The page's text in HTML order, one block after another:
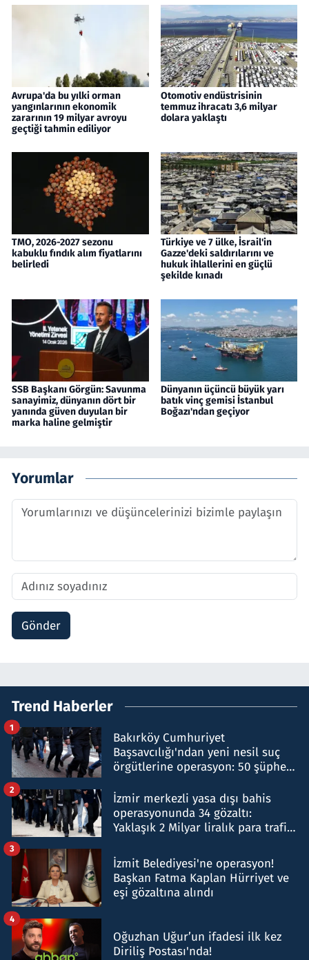
Avrupa'da bu yılki orman
yangınlarının ekonomik
zararının 19 milyar avroyu
geçtiği tahmin ediliyor
Otomotiv endüstrisinin
temmuz ihracatı 3,6 milyar
dolara yaklaştı
TMO, 2026-2027 sezonu
kabuklu fındık alım fiyatlarını
belirledi
Türkiye ve 7 ülke, İsrail'in
Gazze'deki saldırılarını ve
hukuk ihlallerini en güçlü
şekilde kınadı
SSB Başkanı Görgün: Savunma
sanayimiz, dünyanın dört bir
yanında güven duyulan bir
marka haline gelmiştir
Dünyanın üçüncü büyük yarı
batık vinç gemisi İstanbul
Boğazı'ndan geçiyor
Yorumlar
Gönder
Trend Haberler
Bakırköy Cumhuriyet
Başsavcılığı'ndan yeni nesil suç
örgütlerine operasyon: 50 şüpheli
1
İzmir merkezli yasa dışı bahis
operasyonunda 34 gözaltı:
Yaklaşık 2 Milyar liralık para trafiği
2
İzmit Belediyesi'ne operasyon!
Başkan Fatma Kaplan Hürriyet ve
eşi gözaltına alındı
3
Oğuzhan Uğur’un ifadesi ilk kez
Diriliş Postası'nda!
4